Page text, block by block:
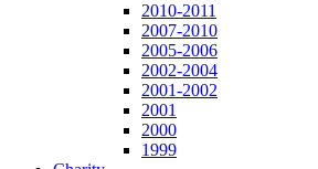
2010-2011
2007-2010
2005-2006
2002-2004
2001-2002
2001
2000
1999